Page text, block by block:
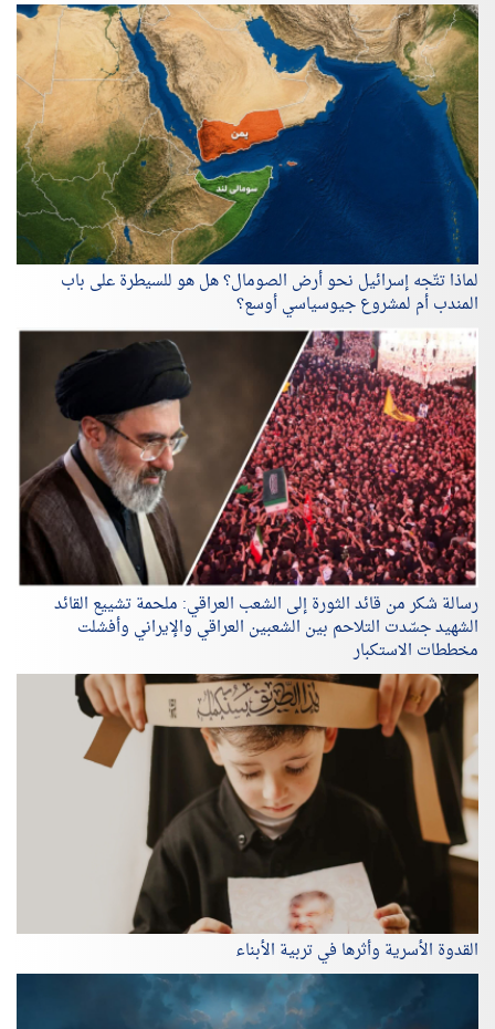
لماذا تتّجه إسرائيل نحو أرض الصومال؟ هل هو للسيطرة على باب
المندب أم لمشروع جيوسياسي أوسع؟
رسالة شكر من قائد الثورة إلى الشعب العراقي: ملحمة تشييع القائد
الشهيد جسّدت التلاحم بين الشعبين العراقي والإيراني وأفشلت
مخططات الاستكبار
القدوة الأسرية وأثرها في تربية الأبناء